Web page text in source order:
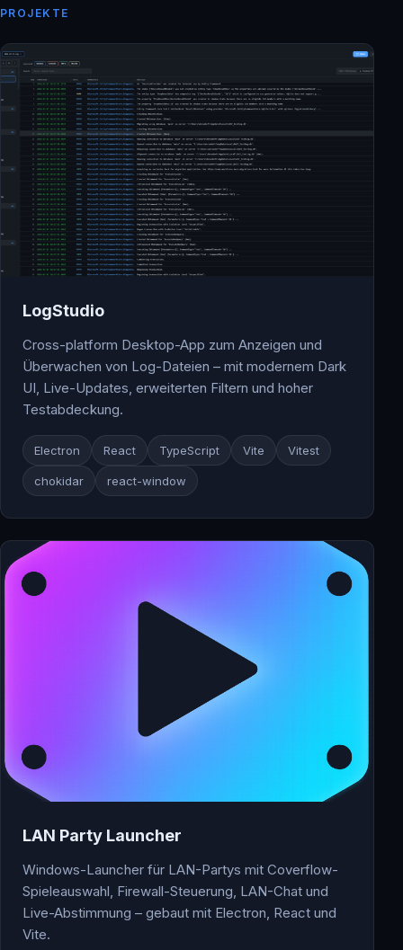
PROJEKTE
LogStudio
Cross-platform Desktop-App zum Anzeigen und
Überwachen von Log-Dateien – mit modernem Dark
UI, Live-Updates, erweiterten Filtern und hoher
Testabdeckung.
Electron React TypeScript Vite Vitest
chokidar react-window
LAN Party Launcher
Windows-Launcher für LAN-Partys mit Coverflow-
Spieleauswahl, Firewall-Steuerung, LAN-Chat und
Live-Abstimmung – gebaut mit Electron, React und
Vite.